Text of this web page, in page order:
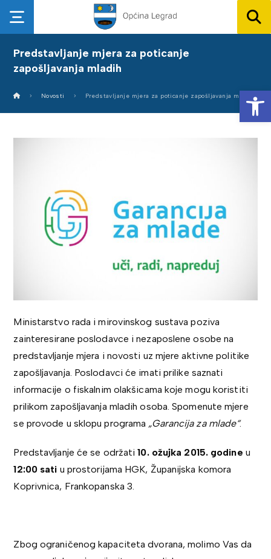
Predstavljanje mjera za poticanje
zapošljavanja mladih
Novosti Predstavljanje mjera za poticanje zapošljavanja mladih
Ministarstvo rada i mirovinskog sustava poziva
zainteresirane poslodavce i nezaposlene osobe na
predstavljanje mjera i novosti uz mjere aktivne politike
zapošljavanja. Poslodavci će imati prilike saznati
informacije o fiskalnim olakšicama koje mogu koristiti
prilikom zapošljavanja mladih osoba. Spomenute mjere
se provode u sklopu programa „Garancija za mlade“.
Predstavljanje će se održati10. ožujka 2015. godine u
12:00 sati u prostorijama HGK, Županijska komora
Koprivnica, Frankopanska 3.
Zbog ograničenog kapaciteta dvorana, molimo Vas da